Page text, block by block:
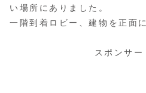
い場所にありました。
一階到着ロビー、建物を正面
スポンサー